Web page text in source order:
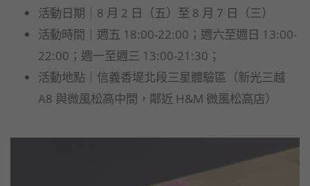
活動日期｜8 月 2 日（五）至 8 月 7 日（三）
活動時間｜週五 18:00-22:00；週六至週日 13:00-
22:00；週一至週三 13:00-21:30；
活動地點｜信義香堤北段三星體驗區（新光三越
A8 與微風松高中間，鄰近 H&M 微風松高店）